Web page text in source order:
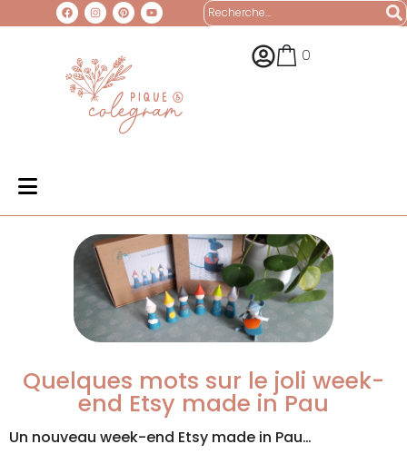
0
Quelques mots sur le joli week-
end Etsy made in Pau
Un nouveau week-end Etsy made in Pau…